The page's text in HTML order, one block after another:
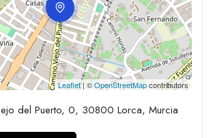
Leaflet| ©OpenStreetMapcontributors
del Puerto, 0, 30800 Lorca, Murcia